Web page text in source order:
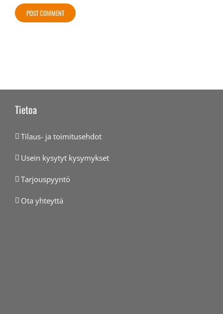
Tietoa
Tilaus- ja toimitusehdot
Usein kysytyt kysymykset
Tarjouspyyntö
Ota yhteyttä